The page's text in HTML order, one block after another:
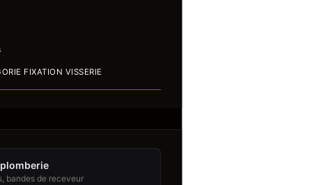
FIXATION VISSERIE
bandes de receveur